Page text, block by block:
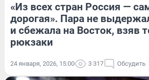
«Из всех стран Россия —
дорогая». Пара не
и сбежала на Восток, взяв
рюкзаки
24 января, 2026, 15:00 3 317 Обсудить